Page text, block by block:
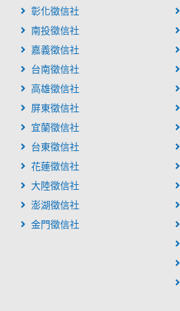
彰化徵信社
南投徵信社
嘉義徵信社
台南徵信社
高雄徵信社
屏東徵信社
宜蘭徵信社
台東徵信社
花蓮徵信社
大陸徵信社
澎湖徵信社
金門徵信社